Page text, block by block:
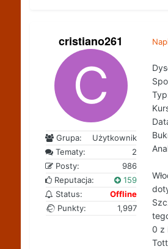
cristiano261
Grupa:
Użytkownik
Tematy:
2
Posty:
986
Reputacja:
159
Status:
Offline
Punkty:
1,997
0 z